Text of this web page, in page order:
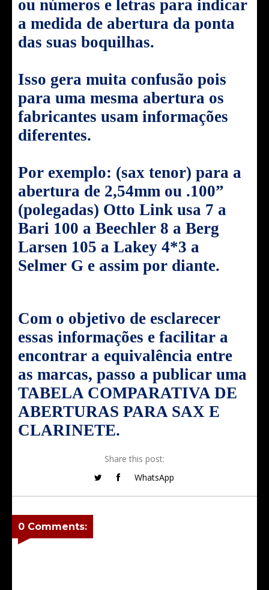
ou números e letras para indicar
a medida de abertura da ponta
das suas boquilhas.
Isso gera muita confusão pois
para uma mesma abertura os
fabricantes usam informações
diferentes.
Por exemplo: (sax tenor) para a
abertura de 2,54mm ou .100”
(polegadas) Otto Link usa 7 a
Bari 100 a Beechler 8 a Berg
Larsen 105 a Lakey 4*3 a
Selmer G e assim por diante.
Com o objetivo de esclarecer
essas informações e facilitar a
encontrar a equivalência entre
as marcas, passo a publicar uma
TABELA COMPARATIVA DE
ABERTURAS PARA SAX E
CLARINETE.
Share this post:
WhatsApp
0 Comments: